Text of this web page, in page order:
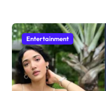
Entertainment